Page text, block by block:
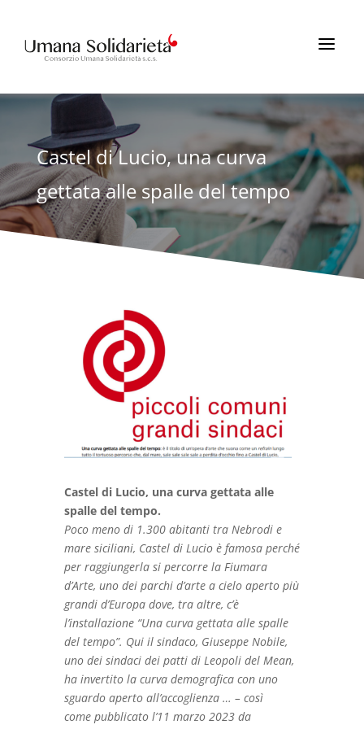
a
Castel di Lucio, una curva
gettata alle spalle del tempo
Castel di Lucio, una curva gettata alle
spalle del tempo.
Poco meno di 1.300 abitanti tra Nebrodi e
mare siciliani, Castel di Lucio è famosa perché
per raggiungerla si percorre la Fiumara
d’Arte, uno dei parchi d’arte a cielo aperto più
grandi d’Europa dove, tra altre, c’è
l’installazione “Una curva gettata alle spalle
del tempo”. Qui il sindaco, Giuseppe Nobile,
uno dei sindaci dei patti di Leopoli del Mean,
ha invertito la curva demografica con uno
sguardo aperto all’accoglienza … – così
come pubblicato l’11 marzo 2023 da